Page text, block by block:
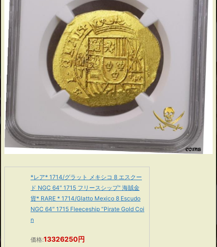
*レア* 1714/グラット メキシコ 8 エスクー
ド NGC 64″ 1715 フリースシップ" 海賊金
貨* RARE * 1714/Glatto Mexico 8 Escudo
NGC 64″ 1715 Fleeceship “Pirate Gold Coi
n
価格:13326250円